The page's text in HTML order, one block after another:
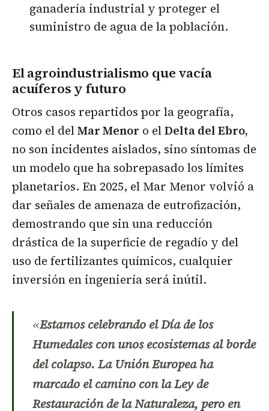
ganadería industrial y proteger el
suministro de agua de la población.
El agroindustrialismo que vacía
acuíferos y futuro
Otros casos repartidos por la geografía,
como el delMar Menor o elDelta del Ebro,
no son incidentes aislados, sino síntomas de
un modelo que ha sobrepasado los límites
planetarios. En 2025, el Mar Menor volvió a
dar señales de amenaza de eutrofización,
demostrando que sin una reducción
drástica de la superficie de regadío y del
uso de fertilizantes químicos, cualquier
inversión en ingeniería será inútil.
«Estamos celebrando el Día de los
Humedales con unos ecosistemas al borde
del colapso. La Unión Europea ha
marcado el camino con la Ley de
Restauración de la Naturaleza, pero en